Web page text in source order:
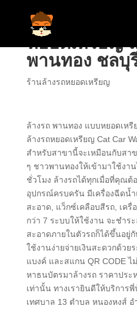
หยอดเหรียญ
พานทอง ชลบุ
ร้านล้างรถหยอดเหรียญ
ล้างรถ พานทอง แบบหยอดเห
ล้างรถหยอดเหรียญ Cat Car
สำหรับสาขานี้จะเหมือนกับสา
ๆ ชาวพานทองให้เข้ามาใช้งา
ชั่วโมง ล้างรถได้ทุกเมื่อที่คุณต้
อุปกรณ์ครบครัน มีเครื่องฉีดน้
สะอาด, แว็กซ์เคลือบสีรถ, เค
กว่า 7 ระบบให้ใช้งาน จะชำร
สะอาดภายในตัวรถก็ได้ขึ้นอยู่
ใช้งานง่ายจ่ายเงินสะดวกด้วย
แบงค์ และสแกน QR CODE ไ
หาธนบัตรมาล้างรถ ราคาประ
เท่านั้น ทางเรายินดีให้บริการ
เทศบาล 13 ตำบล หนองหงส์